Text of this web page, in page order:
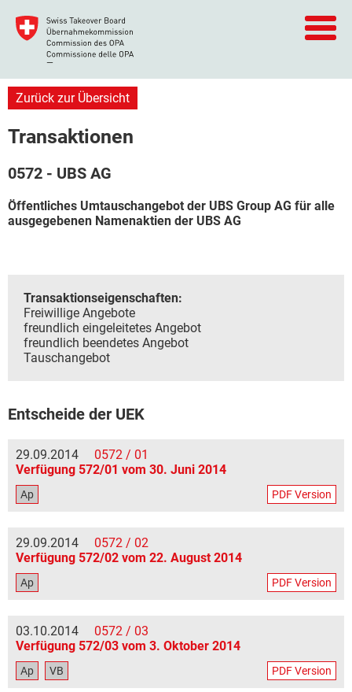
Zurück zur Übersicht
Transaktionen
0572 - UBS AG
Öffentliches Umtauschangebot der UBS Group AG für alle
ausgegebenen Namenaktien der UBS AG
Transaktionseigenschaften:
Freiwillige Angebote
freundlich eingeleitetes Angebot
freundlich beendetes Angebot
Tauschangebot
Entscheide der UEK
29.09.2014
0572 / 01
Verfügung 572/01 vom 30. Juni 2014
Ap PDF Version
29.09.2014
0572 / 02
Verfügung 572/02 vom 22. August 2014
Ap PDF Version
03.10.2014
0572 / 03
Verfügung 572/03 vom 3. Oktober 2014
Ap VB PDF Version